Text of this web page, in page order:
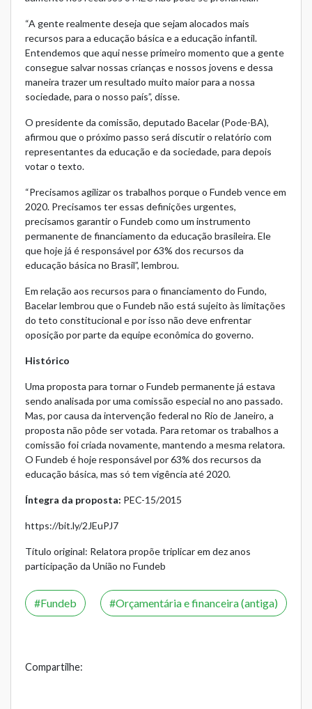
“A gente realmente deseja que sejam alocados mais
recursos para a educação básica e a educação infantil.
Entendemos que aqui nesse primeiro momento que a gente
consegue salvar nossas crianças e nossos jovens e dessa
maneira trazer um resultado muito maior para a nossa
sociedade, para o nosso país”, disse.
O presidente da comissão, deputado Bacelar (Pode-BA),
afirmou que o próximo passo será discutir o relatório com
representantes da educação e da sociedade, para depois
votar o texto.
“Precisamos agilizar os trabalhos porque o Fundeb vence em
2020. Precisamos ter essas definições urgentes,
precisamos garantir o Fundeb como um instrumento
permanente de financiamento da educação brasileira. Ele
que hoje já é responsável por 63% dos recursos da
educação básica no Brasil”, lembrou.
Em relação aos recursos para o financiamento do Fundo,
Bacelar lembrou que o Fundeb não está sujeito às limitações
do teto constitucional e por isso não deve enfrentar
oposição por parte da equipe econômica do governo.
Histórico
Uma proposta para tornar o Fundeb permanente já estava
sendo analisada por uma comissão especial no ano passado.
Mas, por causa da intervenção federal no Rio de Janeiro, a
proposta não pôde ser votada. Para retomar os trabalhos a
comissão foi criada novamente, mantendo a mesma relatora.
O Fundeb é hoje responsável por 63% dos recursos da
educação básica, mas só tem vigência até 2020.
Íntegra da proposta: PEC-15/2015
https://bit.ly/2JEuPJ7
Título original: Relatora propõe triplicar em dez anos
participação da União no Fundeb
Fundeb Orçamentária e financeira (antiga)
Compartilhe: